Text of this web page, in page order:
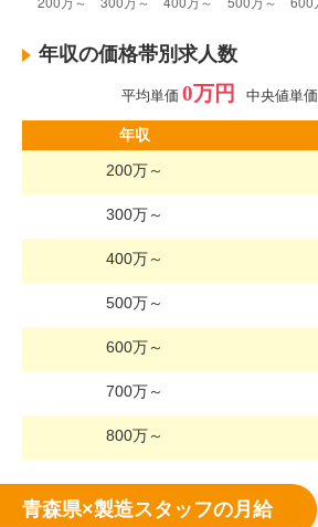
年収の価格帯別求人数
平均単価 0万円 中央値単価
年収
200万～
300万～
400万～
500万～
600万～
700万～
800万～
青森県×製造スタッフの月給